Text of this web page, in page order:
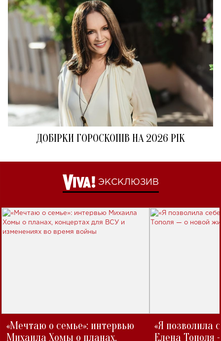
ДОБІРКИ ГОРОСКОПІВ НА 2026 РІК
ЭКСКЛЮЗИВ
«Мечтаю о семье»: интервью
Михаила Хомы о планах,
«Я позволила
Елена Тополя